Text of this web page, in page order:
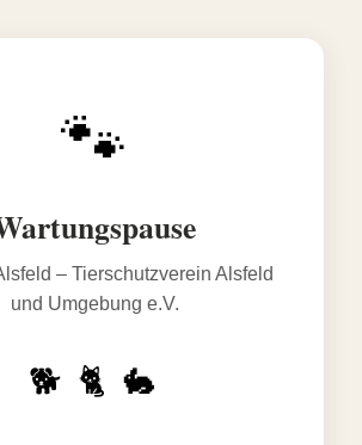
🐾
– Tierschutzverein Alsfeld
und Umgebung e.V.
🐕 🐈 🐇